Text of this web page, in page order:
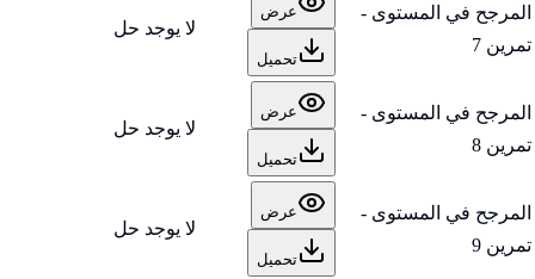
المرجح في المستوى -
تمرين 7
عرض
تحميل
لا يوجد حل
المرجح في المستوى -
تمرين 8
عرض
تحميل
لا يوجد حل
المرجح في المستوى -
تمرين 9
عرض
تحميل
لا يوجد حل